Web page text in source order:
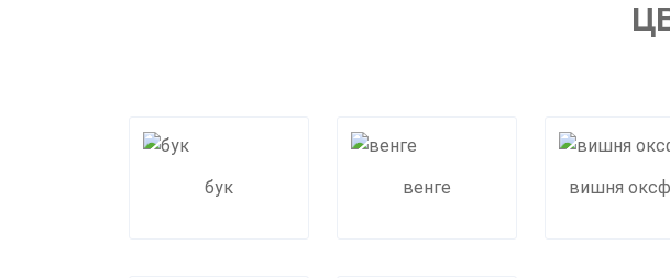
бук венге вишня